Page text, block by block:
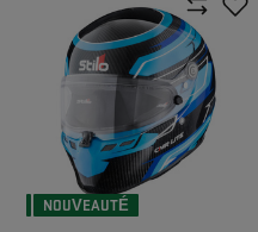
NOUVEAUTÉ